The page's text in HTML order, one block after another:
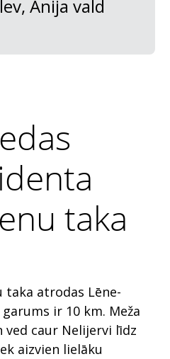
Anija vald
taka
taka atrodas Lēne-
ir 10 km. Meža
ved caur Nelijervi līdz
aizvien lielāku